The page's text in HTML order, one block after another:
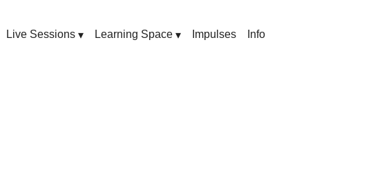
Live Sessions ▾ Learning Space ▾ Impulses
Info